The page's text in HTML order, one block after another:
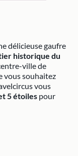
délicieuse gaufre
historique du
ville de
vous souhaitez
vous
5 étoiles pour